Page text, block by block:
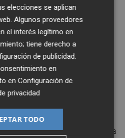
porEl Señor
Ángel Asturias o por
Ceausescu, sentado
los pies colgando
que separa a los míos
mí.
es que vayamos a
la compañía de
tres letras condenada
elecciones se aplican
Algunos proveedores
el interés legítimo en
tiene derecho a
de publicidad
en
enConfiguración de
privacidad
TODO